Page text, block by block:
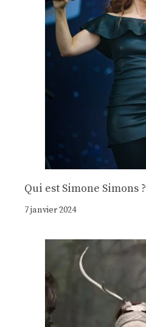
Qui est Simone Simons ?
7 janvier 2024